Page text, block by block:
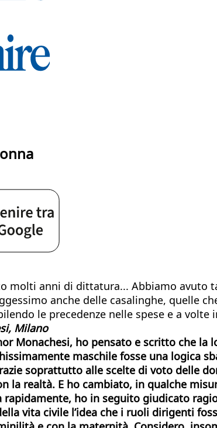
molti anni di dittatura... Abbiamo avuto
anche delle casalinghe, quelle
le precedenze nelle spese e a
Milano
Monachesi, ho pensato e scritto che
maschile fosse una logica
soprattutto alle scelte di voto delle
la realtà. E ho cambiato, in qualche
rapidamente, ho in seguito giudicato
vita civile l’idea che i ruoli dirigenti